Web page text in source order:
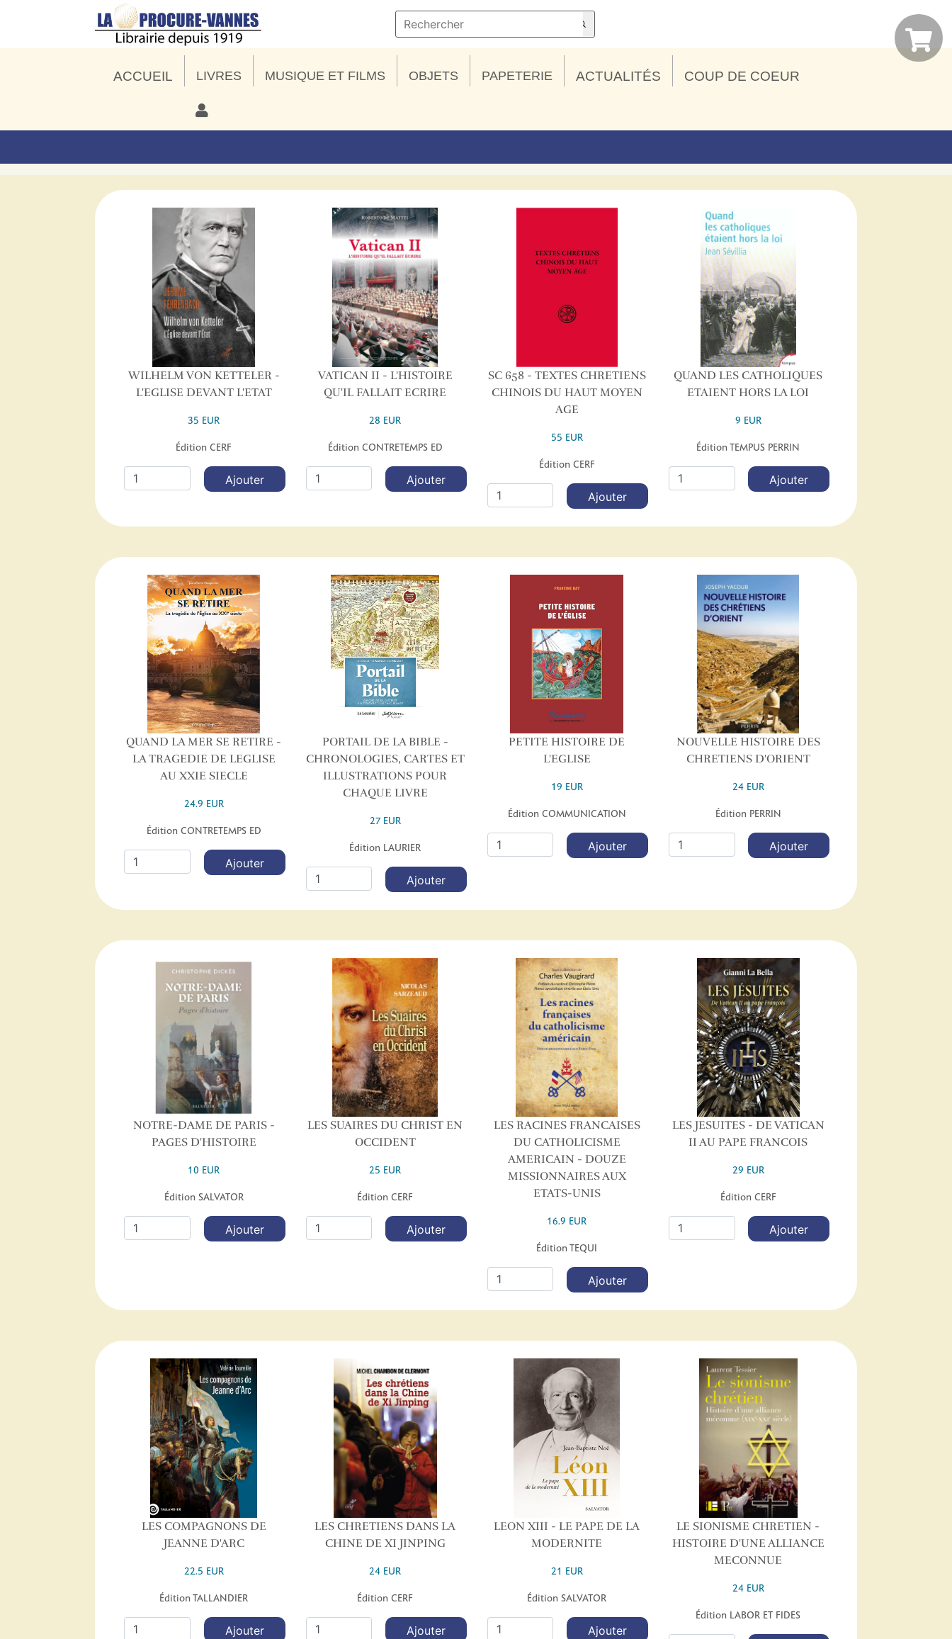
ACCUEIL LIVRES MUSIQUE ET FILMS OBJETS PAPETERIE ACTUALITÉS COUP DE COEUR
WILHELM VON KETTELER -
L'EGLISE DEVANT L'ETAT
35 EUR
Édition CERF
Ajouter
VATICAN II - L'HISTOIRE
QU'IL FALLAIT ECRIRE
28 EUR
Édition CONTRETEMPS ED
Ajouter
SC 658 - TEXTES CHRETIENS
CHINOIS DU HAUT MOYEN
AGE
55 EUR
Édition CERF
Ajouter
QUAND LES CATHOLIQUES
ETAIENT HORS LA LOI
9 EUR
Édition TEMPUS PERRIN
Ajouter
QUAND LA MER SE RETIRE -
LA TRAGEDIE DE LEGLISE
AU XXIE SIECLE
24.9 EUR
Édition CONTRETEMPS ED
Ajouter
PORTAIL DE LA BIBLE -
CHRONOLOGIES, CARTES ET
ILLUSTRATIONS POUR
CHAQUE LIVRE
27 EUR
Édition LAURIER
Ajouter
PETITE HISTOIRE DE
L'EGLISE
19 EUR
Édition COMMUNICATION
Ajouter
NOUVELLE HISTOIRE DES
CHRETIENS D'ORIENT
24 EUR
Édition PERRIN
Ajouter
NOTRE-DAME DE PARIS -
PAGES D'HISTOIRE
10 EUR
Édition SALVATOR
Ajouter
LES SUAIRES DU CHRIST EN
OCCIDENT
25 EUR
Édition CERF
Ajouter
LES RACINES FRANCAISES
DU CATHOLICISME
AMERICAIN - DOUZE
MISSIONNAIRES AUX
ETATS-UNIS
16.9 EUR
Édition TEQUI
Ajouter
LES JESUITES - DE VATICAN
II AU PAPE FRANCOIS
29 EUR
Édition CERF
Ajouter
LES COMPAGNONS DE
JEANNE D'ARC
22.5 EUR
Édition TALLANDIER
Ajouter
LES CHRETIENS DANS LA
CHINE DE XI JINPING
24 EUR
Édition CERF
Ajouter
LEON XIII - LE PAPE DE LA
MODERNITE
21 EUR
Édition SALVATOR
Ajouter
LE SIONISME CHRETIEN -
HISTOIRE D'UNE ALLIANCE
MECONNUE
24 EUR
Édition LABOR ET FIDES